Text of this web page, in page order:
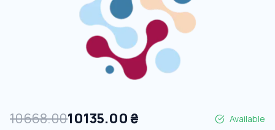
10668.0010135.00₴ Available